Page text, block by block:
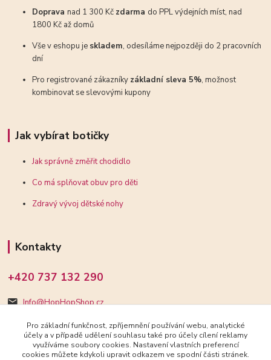
Dopravanad 1 300 Kč zdarma do PPL výdejních míst, nad
1800 Kč až domů
Vše v eshopu je skladem, odesíláme nejpozději do 2 pracovních
dní
Pro registrované zákazníky základní sleva 5%, možnost
kombinovat se slevovými kupony
Jak vybírat botičky
Jak správně změřit chodidlo
Co má splňovat obuv pro děti
Zdravý vývoj dětské nohy
Kontakty
+420 737 132 290
Info@HopHopShop.cz
Pro základní funkčnost, zpříjemnění používání webu, analytické
účely a v případě udělení souhlasu také pro účely cílení reklamy
využíváme soubory cookies. Nastavení vlastních preferencí
cookies můžete kdykoli upravit odkazem ve spodní části stránek.